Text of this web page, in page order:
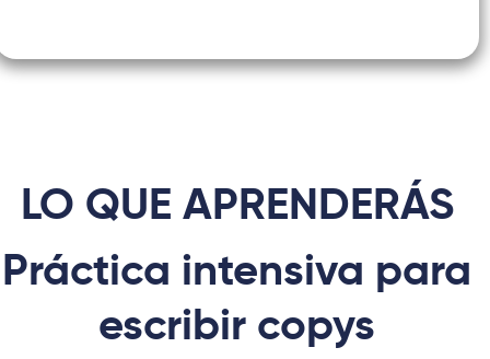
LO QUE APRENDERÁS
Práctica intensiva para
escribir copys